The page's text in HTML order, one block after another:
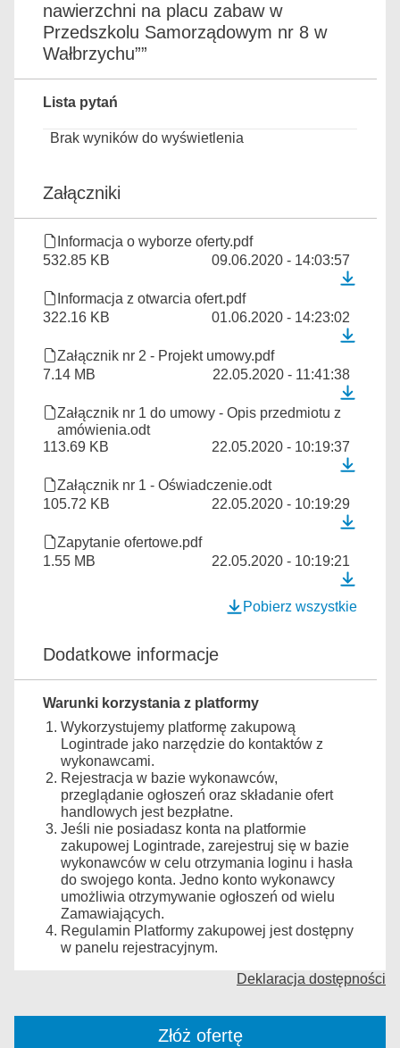
nawierzchni na placu zabaw w
Przedszkolu Samorządowym nr 8 w
Wałbrzychu””
Lista pytań
Brak wyników do wyświetlenia
Załączniki
Informacja o wyborze oferty.pdf
532.85 KB
09.06.2020 - 14:03:57
Informacja z otwarcia ofert.pdf
322.16 KB
01.06.2020 - 14:23:02
Załącznik nr 2 - Projekt umowy.pdf
7.14 MB
22.05.2020 - 11:41:38
Załącznik nr 1 do umowy - Opis przedmiotu z
amówienia.odt
113.69 KB
22.05.2020 - 10:19:37
Załącznik nr 1 - Oświadczenie.odt
105.72 KB
22.05.2020 - 10:19:29
Zapytanie ofertowe.pdf
1.55 MB
22.05.2020 - 10:19:21
Pobierz wszystkie
Dodatkowe informacje
Warunki korzystania z platformy
Wykorzystujemy platformę zakupową
Logintrade jako narzędzie do kontaktów z
wykonawcami.
Rejestracja w bazie wykonawców,
przeglądanie ogłoszeń oraz składanie ofert
handlowych jest bezpłatne.
Jeśli nie posiadasz konta na platformie
zakupowej Logintrade, zarejestruj się w bazie
wykonawców w celu otrzymania loginu i hasła
do swojego konta. Jedno konto wykonawcy
umożliwia otrzymywanie ogłoszeń od wielu
Zamawiających.
Regulamin Platformy zakupowej jest dostępny
w panelu rejestracyjnym.
Deklaracja dostępności
Złóż ofertę